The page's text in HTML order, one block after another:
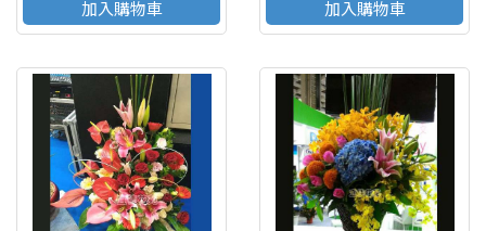
加入購物車
加入購物車